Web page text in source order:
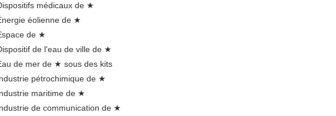
médicaux de ★
éolienne de ★
de ★
de l'eau de ville de ★
de mer de ★ sous des kits
pétrochimique de ★
maritime de ★
de communication de ★